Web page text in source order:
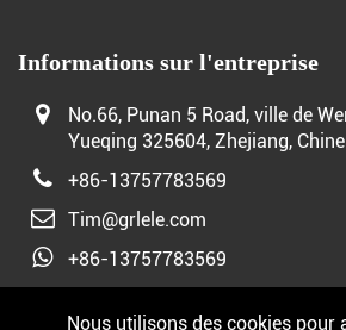
Nous utilisons des cookies pour
Informations sur l'entreprise
No.66, Punan 5 Road, ville de
Yueqing 325604, Zhejiang, Chine
+86-13757783569
Tim@grlele.com
+86-13757783569